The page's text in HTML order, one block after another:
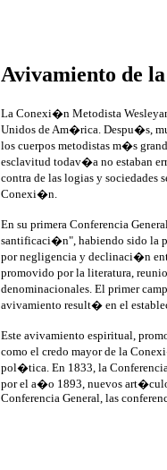
Avivamiento de
La Conexi�n Metodista
Unidos de Am�rica. Despu�s,
los cuerpos metodistas m�s
esclavitud todav�a no estaban
contra de las logias y sociedades
Conexi�n.
En su primera Conferencia
santificaci�n", habiendo sido la
por negligencia y declinaci�n
promovido por la literatura,
denominacionales. El primer
avivamiento result� en el
Este avivamiento espiritual,
como el credo mayor de la
pol�tica. En 1833, la
por el a�o 1893, nuevos
Conferencia General, las